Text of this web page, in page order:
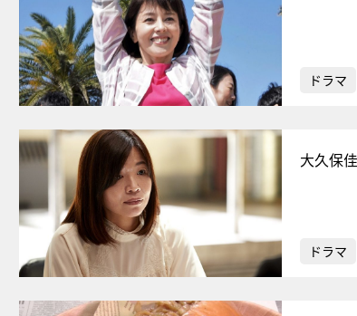
ドラマ
大久保
ドラマ